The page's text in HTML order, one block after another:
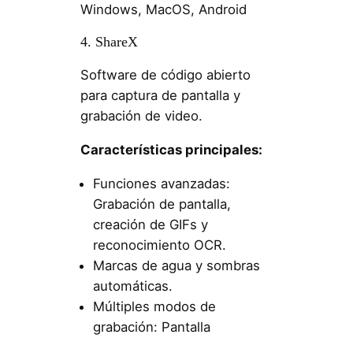
Windows, MacOS, Android
4. ShareX
Software de código abierto
para captura de pantalla y
grabación de video.
Características principales:
Funciones avanzadas:
Grabación de pantalla,
creación de GIFs y
reconocimiento OCR.
Marcas de agua y sombras
automáticas.
Múltiples modos de
grabación: Pantalla